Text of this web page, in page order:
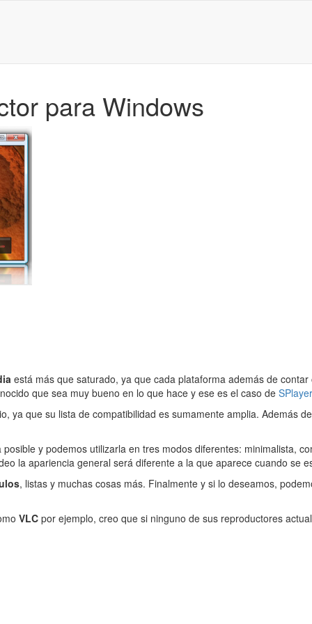
para Windows
está más que saturado, ya que cada plataforma además de
que sea muy bueno en lo que hace y ese es el caso de SPlayer
ya que su lista de compatibilidad es sumamente amplia. Además
y podemos utilizarla en tres modos diferentes: minimalista,
la apariencia general será diferente a la que aparece cuando se
, listas y muchas cosas más. Finalmente y si lo deseamos,
VLC por ejemplo, creo que si ninguno de sus reproductores